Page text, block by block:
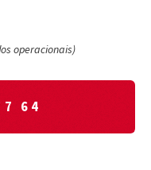
operacionais)
64